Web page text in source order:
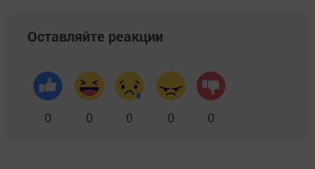
Оставляйте реакции
0 0 0 0 0